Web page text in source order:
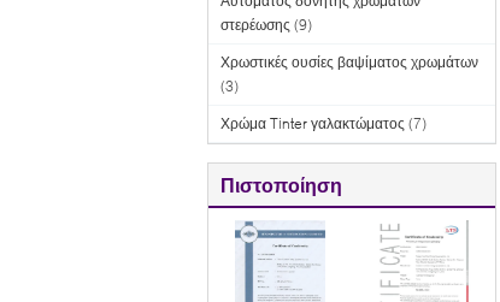
στερέωσης (9)
Χρωστικές ουσίες βαψίματος χρωμάτων
(3)
Χρώμα Tinter γαλακτώματος (7)
Πιστοποίηση